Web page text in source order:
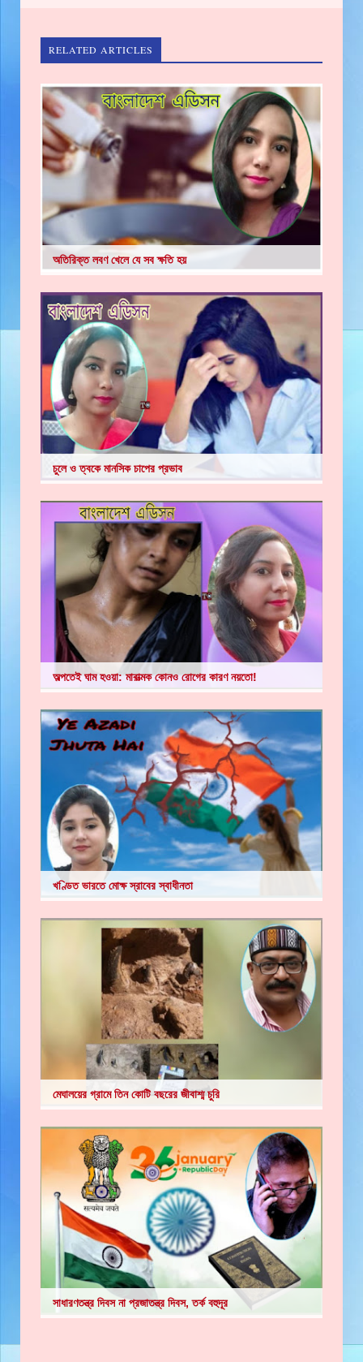
RELATED ARTICLES
অতিরিক্ত লবণ খেলে যে সব ক্ষতি হয়
চুলে ও ত্বকে মানসিক চাপের প্রভাব
অল্পতেই ঘাম হওয়া: মারাত্মক কোনও রোগের কারণ নয়তো!
খণ্ডিত ভারতে মোক্ষ স্রাবের স্বাধীনতা
মেঘালয়ের গ্রামে তিন কোটি বছরের জীবাশ্ম চুরি
সাধারণতন্ত্র দিবস না প্রজাতন্ত্র দিবস, তর্ক বহুদূর